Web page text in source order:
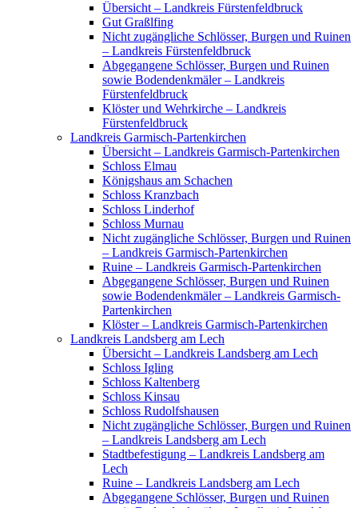
Übersicht – Landkreis Fürstenfeldbruck
Gut Graßlfing
Nicht zugängliche Schlösser, Burgen und Ruinen
– Landkreis Fürstenfeldbruck
Abgegangene Schlösser, Burgen und Ruinen
sowie Bodendenkmäler – Landkreis
Fürstenfeldbruck
Klöster und Wehrkirche – Landkreis
Fürstenfeldbruck
Landkreis Garmisch-Partenkirchen
Übersicht – Landkreis Garmisch-Partenkirchen
Schloss Elmau
Königshaus am Schachen
Schloss Kranzbach
Schloss Linderhof
Schloss Murnau
Nicht zugängliche Schlösser, Burgen und Ruinen
– Landkreis Garmisch-Partenkirchen
Ruine – Landkreis Garmisch-Partenkirchen
Abgegangene Schlösser, Burgen und Ruinen
sowie Bodendenkmäler – Landkreis Garmisch-
Partenkirchen
Klöster – Landkreis Garmisch-Partenkirchen
Landkreis Landsberg am Lech
Übersicht – Landkreis Landsberg am Lech
Schloss Igling
Schloss Kaltenberg
Schloss Kinsau
Schloss Rudolfshausen
Nicht zugängliche Schlösser, Burgen und Ruinen
– Landkreis Landsberg am Lech
Stadtbefestigung – Landkreis Landsberg am
Lech
Ruine – Landkreis Landsberg am Lech
Abgegangene Schlösser, Burgen und Ruinen